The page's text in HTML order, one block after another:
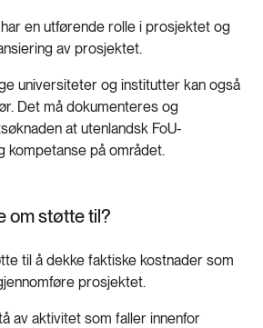
en utførende rolle i prosjektet og
av prosjektet.
universiteter og institutter kan også
Det må dokumenteres og
at utenlandsk FoU-
kompetanse på området.
om støtte til?
til å dekke faktiske kostnader som
prosjektet.
av aktivitet som faller innenfor